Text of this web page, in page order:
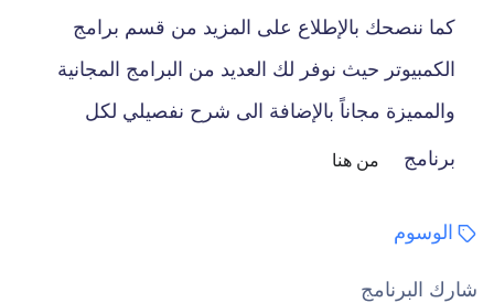
كما ننصحك بالإطلاع على المزيد من قسم برامج
الكمبيوتر حيث نوفر لك العديد من البرامج المجانية
والمميزة مجاناً بالإضافة الى شرح نفصيلي لكل
برنامج من هنا
الوسوم
شارك البرنامج